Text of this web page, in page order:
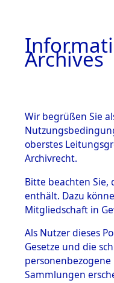
BESTÄNDE
1.
mente
5. Verschiedenes
5.3
Todesmärsche
Archives
Wir begrüßen Sie
oberstes
Archivrecht.
Bitte beachten Sie,
enthält. Dazu
Mitgliedschaft in
Als Nutzer dieses
Gesetze und die
Sammlungen